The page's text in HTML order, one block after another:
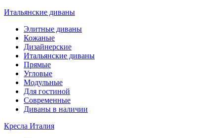
Итальянские диваны
Элитные диваны
Кожаные
Дизайнерские
Итальянские диваны
Прямые
Угловые
Модульные
Для гостиной
Современные
Диваны в наличии
Кресла Италия